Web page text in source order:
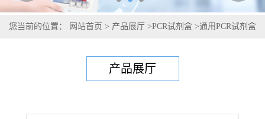
您当前的位置： 网站首页 > 产品展厅 >PCR试剂盒 >通用PCR试剂盒
产品展厅